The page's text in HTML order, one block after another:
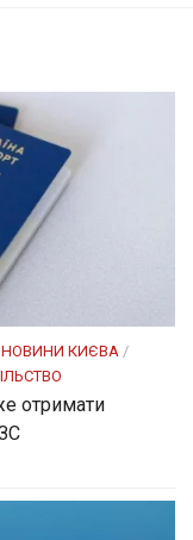
НОВИНИ КИЄВА /
отримати